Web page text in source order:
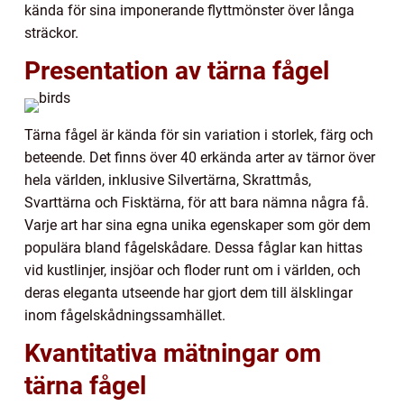
kända för sina imponerande flyttmönster över långa
sträckor.
Presentation av tärna fågel
Tärna fågel är kända för sin variation i storlek, färg och
beteende. Det finns över 40 erkända arter av tärnor över
hela världen, inklusive Silvertärna, Skrattmås,
Svarttärna och Fisktärna, för att bara nämna några få.
Varje art har sina egna unika egenskaper som gör dem
populära bland fågelskådare. Dessa fåglar kan hittas
vid kustlinjer, insjöar och floder runt om i världen, och
deras eleganta utseende har gjort dem till älsklingar
inom fågelskådningssamhället.
Kvantitativa mätningar om
tärna fågel